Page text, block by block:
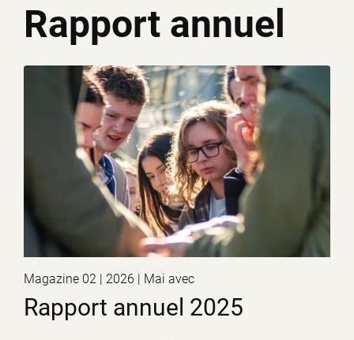
Rapport annuel
Magazine 02 | 2026 | Mai avec
Rapport annuel 2025